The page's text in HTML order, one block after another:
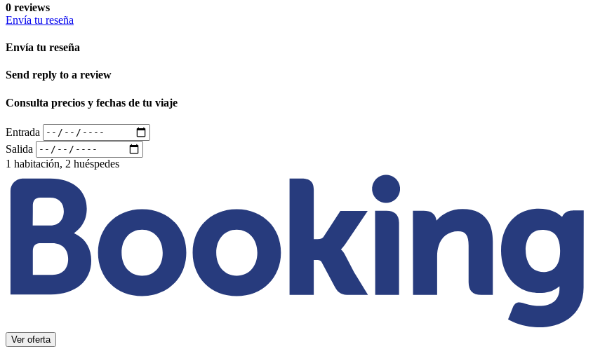
0 reviews
Envía tu reseña
Envía tu reseña
Send reply to a review
Consulta precios y fechas de tu viaje
Entrada
Salida
1 habitación, 2 huéspedes
Ver oferta